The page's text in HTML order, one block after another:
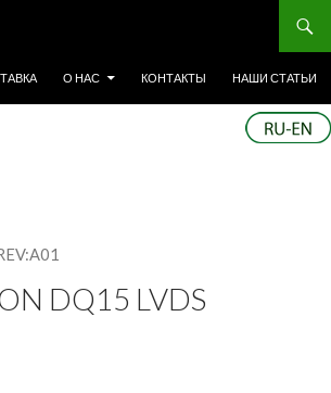
О НАС КОНТАКТЫ НАШИ СТАТЬИ
DQ15 LVDS